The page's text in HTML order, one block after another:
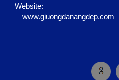
Website:
www.giuongdanangdep.com